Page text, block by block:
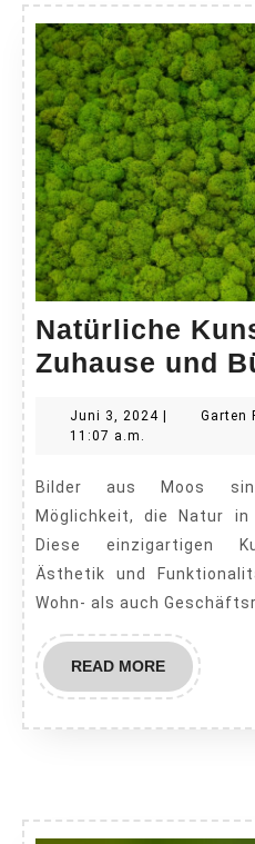
Natürliche
Zuhause und
Juni 3, 2024Juni
| Garten
11:07 a.m.
Bilder aus Moos sind eine faszinierende
Möglichkeit, die Natur in
Diese einzigartigen
Ästhetik und
Wohn- als auch
READ MOREREAD
MORE